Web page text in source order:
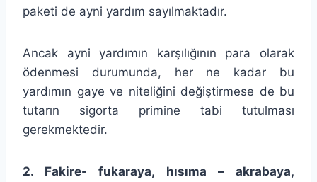
paketi de ayni yardım sayılmaktadır.
Ancak ayni yardımın karşılığının para olarak
ödenmesi durumunda, her ne kadar bu
yardımın gaye ve niteliğini değiştirmese de bu
tutarın sigorta primine tabi tutulması
gerekmektedir.
2. Fakire- fukaraya, hısıma – akrabaya,